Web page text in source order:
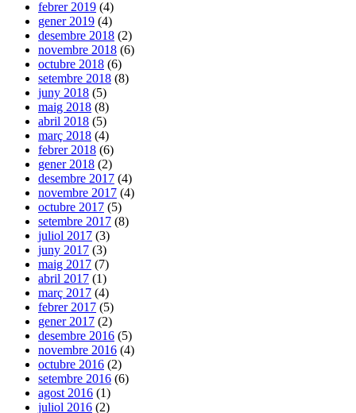
febrer 2019 (4)
gener 2019 (4)
desembre 2018 (2)
novembre 2018 (6)
octubre 2018 (6)
setembre 2018 (8)
juny 2018 (5)
maig 2018 (8)
abril 2018 (5)
març 2018 (4)
febrer 2018 (6)
gener 2018 (2)
desembre 2017 (4)
novembre 2017 (4)
octubre 2017 (5)
setembre 2017 (8)
juliol 2017 (3)
juny 2017 (3)
maig 2017 (7)
abril 2017 (1)
març 2017 (4)
febrer 2017 (5)
gener 2017 (2)
desembre 2016 (5)
novembre 2016 (4)
octubre 2016 (2)
setembre 2016 (6)
agost 2016 (1)
juliol 2016 (2)